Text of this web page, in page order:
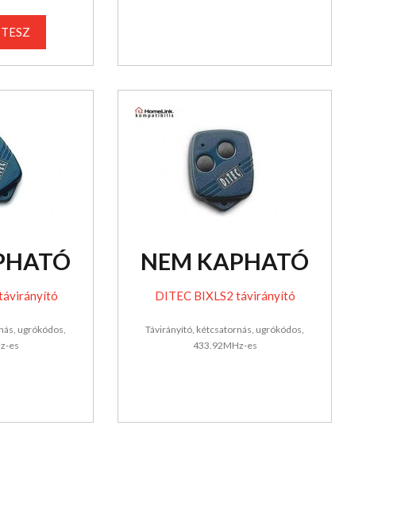
ugrókódos,
es
NEM KAPHATÓ
DITEC BIXLS2 távirányító
Távirányító, kétcsatornás, ugrókódos,
433.92MHz-es